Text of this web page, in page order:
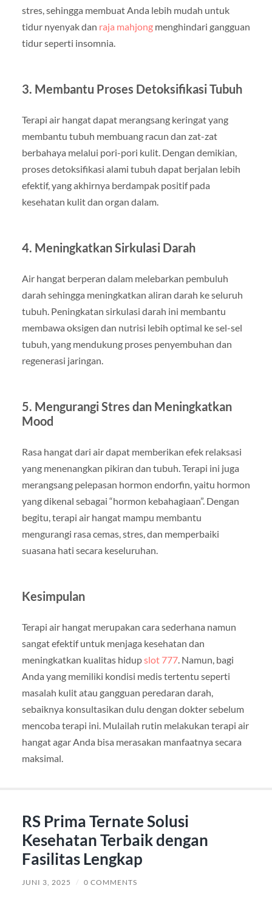
stres, sehingga membuat Anda lebih mudah untuk
tidur nyenyak dan raja mahjongmenghindari gangguan
tidur seperti insomnia.
3. Membantu Proses Detoksifikasi Tubuh
Terapi air hangat dapat merangsang keringat yang
membantu tubuh membuang racun dan zat-zat
berbahaya melalui pori-pori kulit. Dengan demikian,
proses detoksifikasi alami tubuh dapat berjalan lebih
efektif, yang akhirnya berdampak positif pada
kesehatan kulit dan organ dalam.
4. Meningkatkan Sirkulasi Darah
Air hangat berperan dalam melebarkan pembuluh
darah sehingga meningkatkan aliran darah ke seluruh
tubuh. Peningkatan sirkulasi darah ini membantu
membawa oksigen dan nutrisi lebih optimal ke sel-sel
tubuh, yang mendukung proses penyembuhan dan
regenerasi jaringan.
5. Mengurangi Stres dan Meningkatkan
Mood
Rasa hangat dari air dapat memberikan efek relaksasi
yang menenangkan pikiran dan tubuh. Terapi ini juga
merangsang pelepasan hormon endorfin, yaitu hormon
yang dikenal sebagai “hormon kebahagiaan”. Dengan
begitu, terapi air hangat mampu membantu
mengurangi rasa cemas, stres, dan memperbaiki
suasana hati secara keseluruhan.
Kesimpulan
Terapi air hangat merupakan cara sederhana namun
sangat efektif untuk menjaga kesehatan dan
meningkatkan kualitas hidupslot 777. Namun, bagi
Anda yang memiliki kondisi medis tertentu seperti
masalah kulit atau gangguan peredaran darah,
sebaiknya konsultasikan dulu dengan dokter sebelum
mencoba terapi ini. Mulailah rutin melakukan terapi air
hangat agar Anda bisa merasakan manfaatnya secara
maksimal.
RS Prima Ternate Solusi
Kesehatan Terbaik dengan
Fasilitas Lengkap
JUNI 3, 2025 / 0 COMMENTS